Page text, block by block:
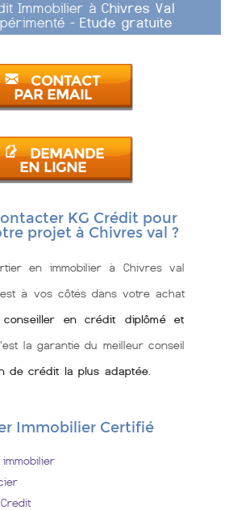
Immobilier à Chivres Val
- Etude gratuite
CONTACT
PAR EMAIL
DEMANDE
EN LIGNE
KG Crédit pour
projet à Chivres val ?
en immobilier à Chivres val
à vos côtés dans votre achat
conseiller en crédit diplômé et
la garantie du meilleur conseil
de crédit la plus adaptée
Immobilier Certifié